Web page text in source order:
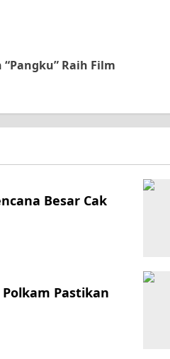
Raih Film
Besar Cak
Pastikan